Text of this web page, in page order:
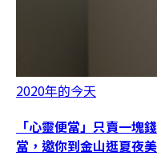
2020年的今天
「心靈便當」只賣一塊
當，邀你到金山逛夏夜